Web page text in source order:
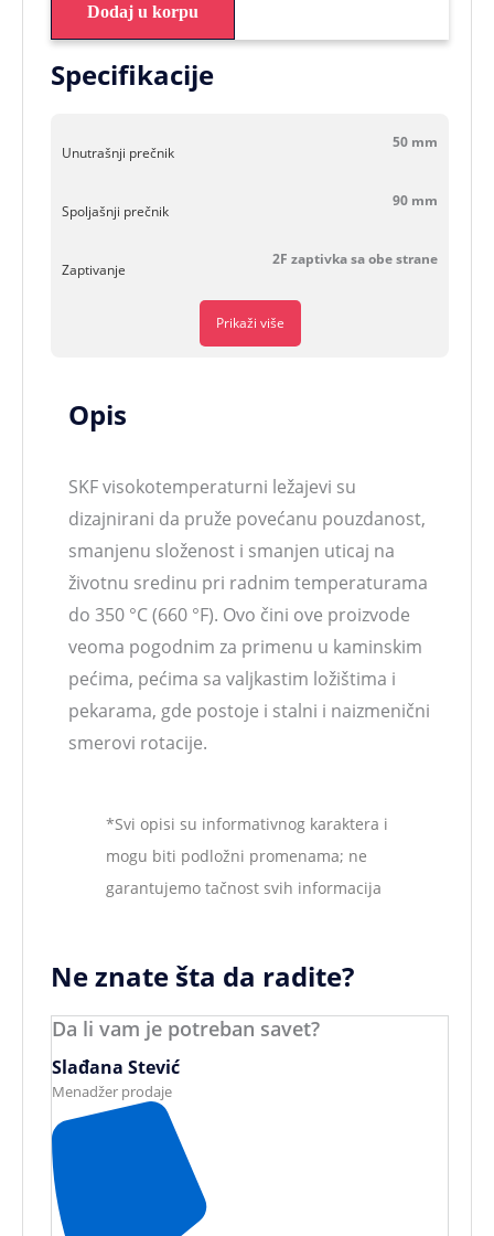
Dodaj u korpu
Specifikacije
Unutrašnji prečnik
50 mm
Spoljašnji prečnik
90 mm
Zaptivanje
2F zaptivka sa obe strane
Prikaži više
Opis
SKF visokotemperaturni ležajevi su
dizajnirani da pruže povećanu pouzdanost,
smanjenu složenost i smanjen uticaj na
životnu sredinu pri radnim temperaturama
do 350 °C (660 °F). Ovo čini ove proizvode
veoma pogodnim za primenu u kaminskim
pećima, pećima sa valjkastim ložištima i
pekarama, gde postoje i stalni i naizmenični
smerovi rotacije.
*Svi opisi su informativnog karaktera i
mogu biti podložni promenama; ne
garantujemo tačnost svih informacija
Ne znate šta da radite?
Da li vam je potreban savet?
Slađana Stević
Menadžer prodaje